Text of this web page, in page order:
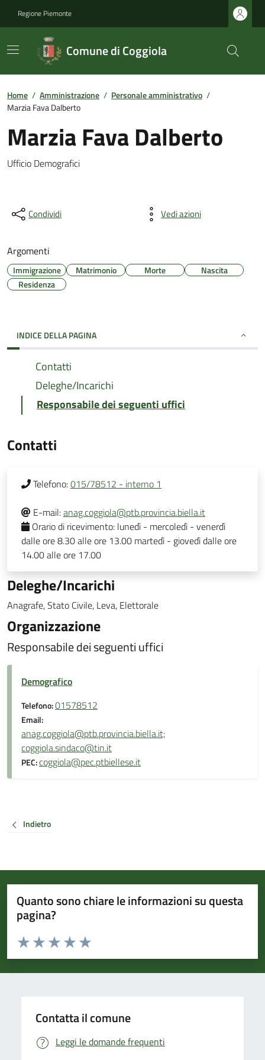
Regione Piemonte
Comune di Coggiola
Home / Amministrazione / Personale amministrativo /
Marzia Fava Dalberto
Marzia Fava Dalberto
Ufficio Demografici
Condividi Vedi azioni
Argomenti
Immigrazione Matrimonio Morte
Nascita
Residenza
INDICE DELLA PAGINA
Contatti
Deleghe/Incarichi
Responsabile dei seguenti uffici
Contatti
Telefono:015/78512 - interno 1
E-mail:anag.coggiola@ptb.provincia.biella.it
Orario di ricevimento: lunedì - mercoledì - venerdì
dalle ore 8.30 alle ore 13.00 martedì - giovedì dalle ore
14.00 alle ore 17.00
Deleghe/Incarichi
Anagrafe, Stato Civile, Leva, Elettorale
Organizzazione
Responsabile dei seguenti uffici
Demografico
Telefono:01578512
Email:
anag.coggiola@ptb.provincia.biella.it;
coggiola.sindaco@tin.it
PEC:coggiola@pec.ptbiellese.it
Indietro
Quanto sono chiare le informazioni su questa
pagina?
Valuta da 1 a 5 stelle la pagina
Valuta 5 stelle su 5
Valuta 4 stelle su 5
Valuta 3 stelle su 5
Valuta 2 stelle su 5
Valuta 1 stelle su 5
Contatta il comune
Leggi le domande frequenti